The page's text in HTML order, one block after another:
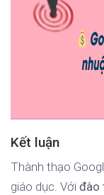
Kết luận
Thành thạo
giáo dục. Với đào